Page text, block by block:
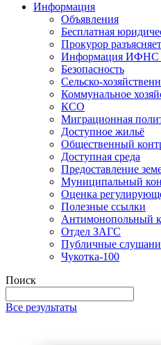
Информация
Объявления
Бесплатная
Прокурор разъясняет
Информация
Безопасность
Сельско-
Коммунальное
КСО
Миграционная
Доступное жильё
Общественный
Доступная среда
Предоставление
Муниципальный
Оценка
Полезные ссылки
Антимонопольный
Отдел ЗАГС
Публичные
Чукотка-100
Поиск
Все результаты